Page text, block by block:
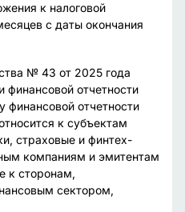
к налоговой
с даты окончания
№ 43 от 2025 года
финансовой отчетности
отчетности
к субъектам
страховые и финтех-
компаниям и эмитентам
к сторонам,
сектором,